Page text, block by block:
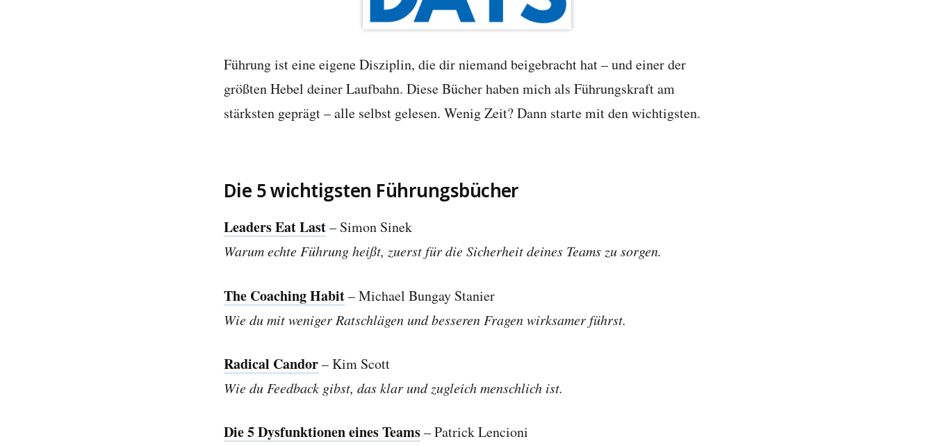
Führung ist eine eigene Disziplin, die dir niemand beigebracht hat – und einer der
größten Hebel deiner Laufbahn. Diese Bücher haben mich als Führungskraft am
stärksten geprägt – alle selbst gelesen. Wenig Zeit? Dann starte mit den wichtigsten.
Die 5 wichtigsten Führungsbücher
Leaders Eat Last– Simon Sinek
Warum echte Führung heißt, zuerst für die Sicherheit deines Teams zu sorgen.
The Coaching Habit– Michael Bungay Stanier
Wie du mit weniger Ratschlägen und besseren Fragen wirksamer führst.
Radical Candor– Kim Scott
Wie du Feedback gibst, das klar und zugleich menschlich ist.
Die 5 Dysfunktionen eines Teams– Patrick Lencioni